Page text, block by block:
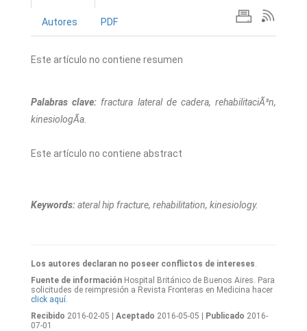
Autores PDF
Este artículo no contiene resumen
Palabras clave: fractura lateral de cadera, rehabilitaciÃ³n,
kinesiologÃ­a.
Este artículo no contiene abstract
Keywords:ateral hip fracture, rehabilitation, kinesiology.
Los autores declaran no poseer conflictos de intereses.
Fuente de información Hospital Británico de Buenos Aires. Para
solicitudes de reimpresión a Revista Fronteras en Medicina hacer
click aquí.
Recibido 2016-02-05 | Aceptado 2016-05-05 | Publicado 2016-
07-01